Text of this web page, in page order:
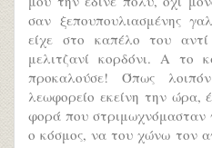
σαν ξεπουπουλιασμένης
είχε στο καπέλο του
μελιτζανί κορδόνι. Α το
προκαλούσε! Όπως
λεωφορείο εκείνη την ώρα,
φορά που στριμωχνόμασταν
ο κόσμος, να του χώνω τον